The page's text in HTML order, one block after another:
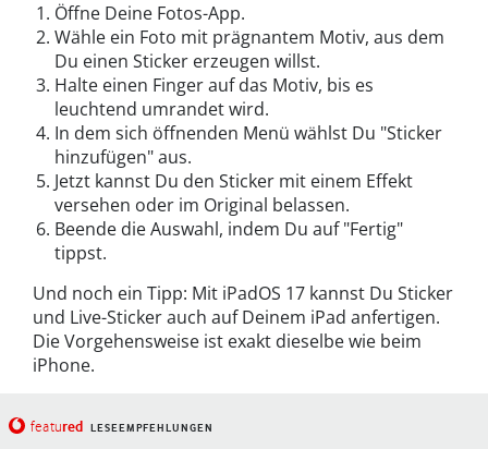
Öffne Deine Fotos-App.
Wähle ein Foto mit prägnantem Motiv, aus dem
Du einen Sticker erzeugen willst.
Halte einen Finger auf das Motiv, bis es
leuchtend umrandet wird.
In dem sich öffnenden Menü wählst Du "Sticker
hinzufügen" aus.
Jetzt kannst Du den Sticker mit einem Effekt
versehen oder im Original belassen.
Beende die Auswahl, indem Du auf "Fertig"
tippst.
Und noch ein Tipp: Mit iPadOS 17 kannst Du Sticker
und Live-Sticker auch auf Deinem iPad anfertigen.
Die Vorgehensweise ist exakt dieselbe wie beim
iPhone.
featured LESEEMPFEHLUNGEN